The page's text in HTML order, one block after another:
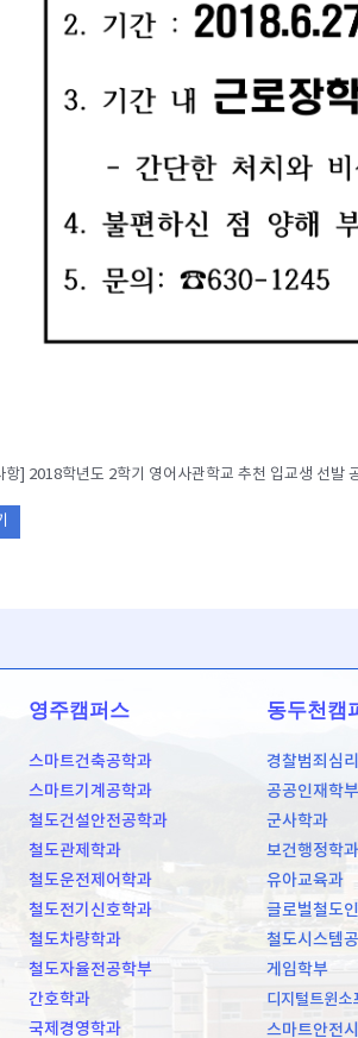
항] 2018학년도 2학기 영어사관학교 추천 입교생 선발
영주캠퍼스
스마트건축공학과
스마트기계공학과
철도건설안전공학과
철도관제학과
철도운전제어학과
철도전기신호학과
철도차량학과
철도자율전공학부
간호학과
국제경영학과
동두천캠
경찰범죄심
공공인재학부
군사학과
보건행정학과
유아교육과
글로벌철도
철도시스템
게임학부
디지털트윈소
스마트안전